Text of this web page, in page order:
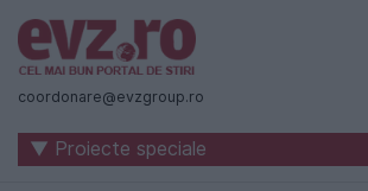
Știri
naționale
internaționale
coordonare@evzgroup.ro
▼ Proiecte speciale